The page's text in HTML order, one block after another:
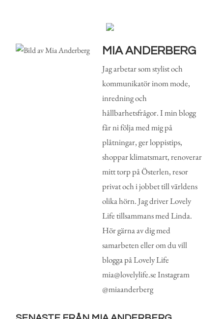
MIA ANDERBERG
Jag arbetar som stylist och
kommunikatör inom mode,
inredning och
hållbarhetsfrågor. I min blogg
får ni följa med mig på
plåtningar, ger loppistips,
shoppar klimatsmart, renoverar
mitt torp på Österlen, resor
privat och i jobbet till världens
olika hörn. Jag driver Lovely
Life tillsammans med Linda.
Hör gärna av dig med
samarbeten eller om du vill
blogga på Lovely Life
mia@lovelylife.se Instagram
@miaanderberg